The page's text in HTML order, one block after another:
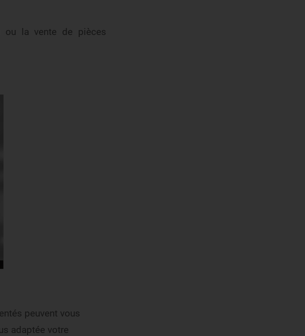
ou la vente de pièces
peuvent vous
adaptée votre